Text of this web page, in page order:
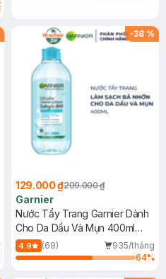
-38 %
129.000 ₫209.000 ₫
Garnier
Nước Tẩy Trang Garnier Dành
Cho Da Dầu Và Mụn 400ml
(Mới)
4.9 (69)
935/tháng
64%